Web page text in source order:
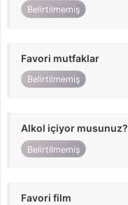
Belirtilmemiş
Favori mutfaklar
Belirtilmemiş
Alkol içiyor musunuz?
Belirtilmemiş
Favori film